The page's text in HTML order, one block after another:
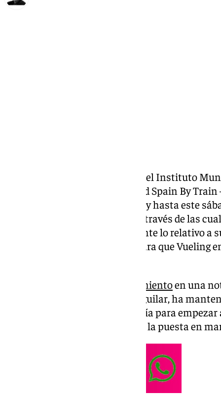
La ciudad de Córdoba, a través del Instituto
junto a Turismo Andaluz y la red Spain By
está presente desde este jueves y hasta este
promocionales en Barcelona, a través de las
oferta de la capital, especialmente lo relativo a
quedan menos de seis meses para que Vueling
Ayuntamientoen una
delegada de Turismo, Marián Aguilar, ha
con responsables de la compañía para
promoción que acompañarán a la puesta en